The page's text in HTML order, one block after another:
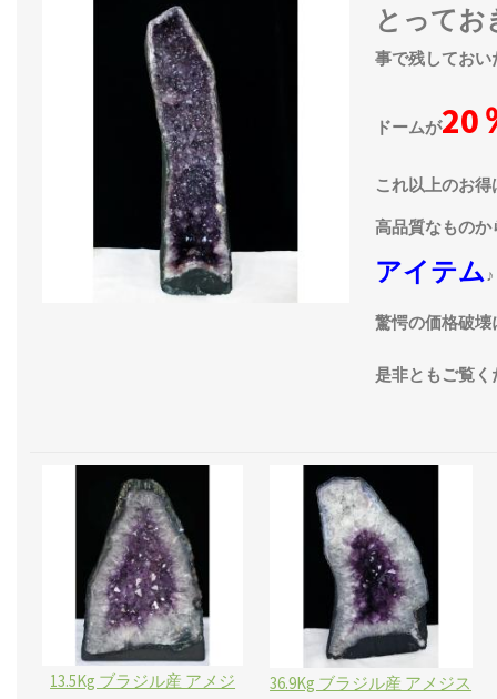
とってお
事で残しておい
ドームが20
これ以上のお
高品質なもの
アイテム♪
驚愕の価格破壊
是非ともご覧く
13.5Kg ブラジル産 アメジ
36.9Kg ブラジル産 アメジス